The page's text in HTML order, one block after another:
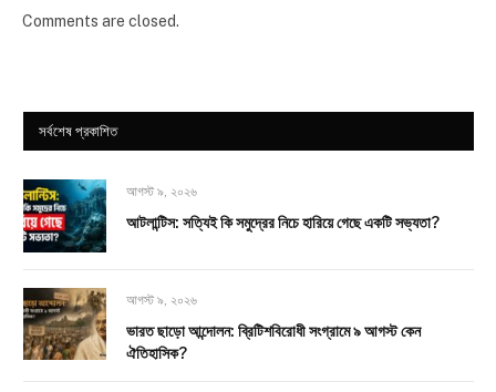
Comments are closed.
সর্বশেষ প্রকাশিত
আগস্ট ৯, ২০২৬
আটলান্টিস: সত্যিই কি সমুদ্রের নিচে হারিয়ে গেছে একটি সভ্যতা?
আগস্ট ৯, ২০২৬
ভারত ছাড়ো আন্দোলন: ব্রিটিশবিরোধী সংগ্রামে ৯ আগস্ট কেন
ঐতিহাসিক?